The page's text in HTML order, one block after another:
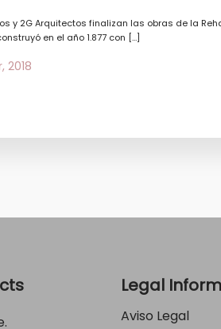
y 2G Arquitectos finalizan las obras de la
en el año 1.877 con […]
2018
Legal
Aviso Legal